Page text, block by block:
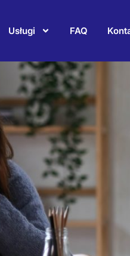
Usługi FAQ